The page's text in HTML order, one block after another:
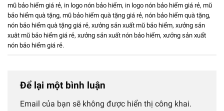
mũ bảo hiểm giá rẻ, in logo nón bảo hiểm, in logo nón bảo hiểm giá rẻ, mũ
bảo hiểm quà tặng, mũ bảo hiểm quà tặng giá rẻ, nón bảo hiểm quà tặng,
nón bảo hiểm quà tặng giá rẻ, xưởng sản xuất mũ bảo hiểm, xưởng sản
xuât mũ bảo hiểm giá rẻ, xưởng sản xuất nón bảo hiểm, xưởng sản xuất
nón bảo hiểm giá rẻ.
Để lại một bình luận
Email của bạn sẽ không được hiển thị công khai.